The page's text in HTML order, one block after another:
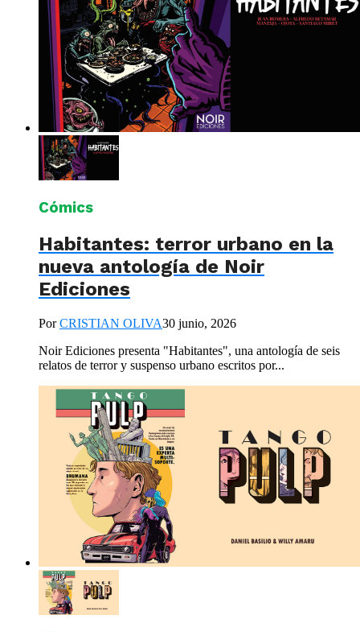
Cómics
Habitantes: terror urbano en la
nueva antología de Noir
Ediciones
PorCRISTIAN OLIVA30 junio, 2026
Noir Ediciones presenta "Habitantes", una antología de seis
relatos de terror y suspenso urbano escritos por...